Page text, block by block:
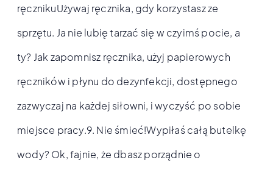
ręcznikuUżywaj ręcznika, gdy korzystasz ze
sprzętu. Ja nie lubię tarzać się w czyimś pocie, a
ty? Jak zapomnisz ręcznika, użyj papierowych
ręczników i płynu do dezynfekcji, dostępnego
zazwyczaj na każdej siłowni, i wyczyść po sobie
miejsce pracy.9. Nie śmieć!Wypiłaś całą butelkę
wody? Ok, fajnie, że dbasz porządnie o